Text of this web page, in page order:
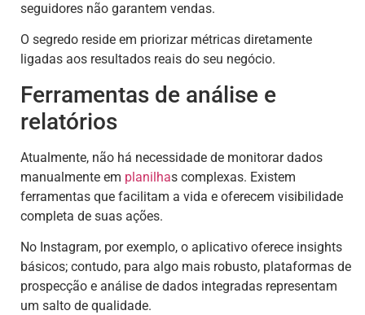
seguidores não garantem vendas.
O segredo reside em priorizar métricas diretamente
ligadas aos resultados reais do seu negócio.
Ferramentas de análise e
relatórios
Atualmente, não há necessidade de monitorar dados
manualmente em planilhas complexas. Existem
ferramentas que facilitam a vida e oferecem visibilidade
completa de suas ações.
No Instagram, por exemplo, o aplicativo oferece insights
básicos; contudo, para algo mais robusto, plataformas de
prospecção e análise de dados integradas representam
um salto de qualidade.